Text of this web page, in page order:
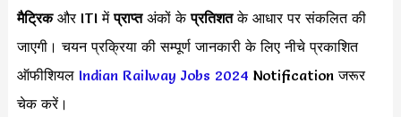
मैट्रिक और ITI मेंप्राप्तअंकों केप्रतिशतके आधार पर संकलित की
जाएगी। चयन प्रक्रिया की सम्पूर्ण जानकारी के लिए नीचे प्रकाशित
ऑफीशियल Indian Railway Jobs 2024 Notification जरूर
चेक करें।